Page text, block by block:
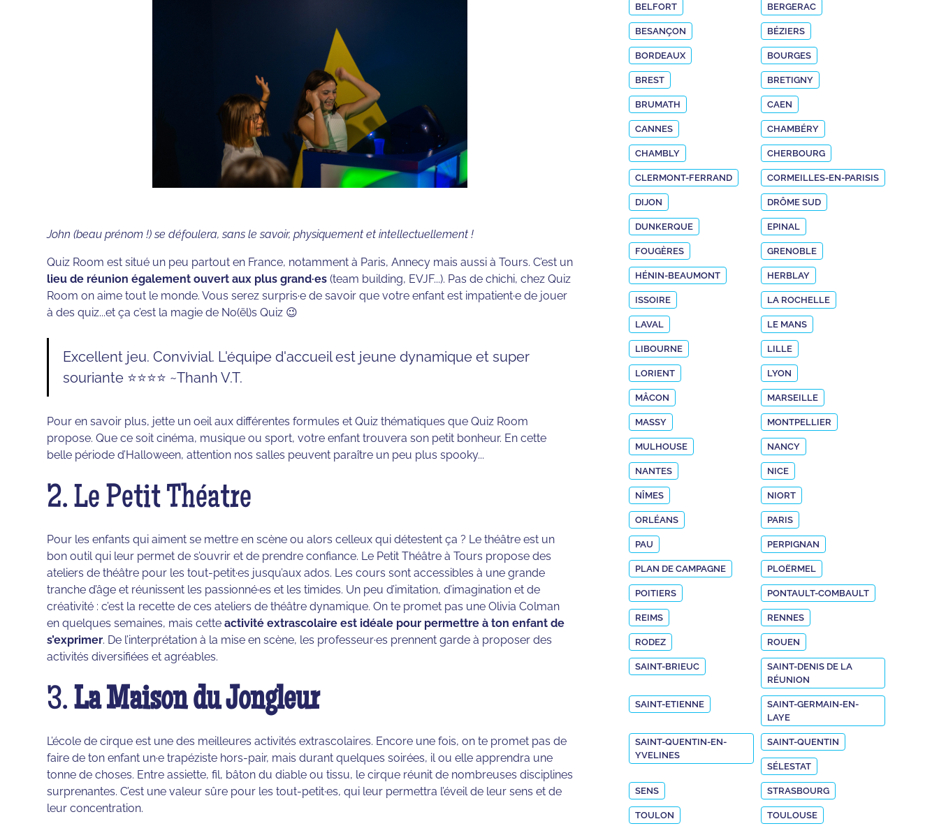
John (beau prénom !) se défoulera, sans le savoir, physiquement et intellectuellement !
Quiz Room est situé un peu partout en France, notamment à Paris, Annecy mais aussi à Tours. C’est un
lieu de réunion également ouvert aux plus grand·es (team building, EVJF...). Pas de chichi, chez Quiz
Room on aime tout le monde. Vous serez surpris·e de savoir que votre enfant est impatient·e de jouer
à des quiz...et ça c’est la magie de No(ël)s Quiz 😉
Excellent jeu. Convivial. L'équipe d'accueil est jeune dynamique et super
souriante ⭐⭐⭐⭐ ~Thanh V.T.
Pour en savoir plus, jette un oeil aux différentes formules et Quiz thématiques que Quiz Room
propose. Que ce soit cinéma, musique ou sport, votre enfant trouvera son petit bonheur. En cette
belle période d’Halloween, attention nos salles peuvent paraître un peu plus spooky...
2. Le Petit Théatre
Pour les enfants qui aiment se mettre en scène ou alors celleux qui détestent ça ? Le théâtre est un
bon outil qui leur permet de s’ouvrir et de prendre confiance. Le Petit Théâtre à Tours propose des
ateliers de théâtre pour les tout-petit·es jusqu’aux ados. Les cours sont accessibles à une grande
tranche d’âge et réunissent les passionné·es et les timides. Un peu d’imitation, d’imagination et de
créativité : c’est la recette de ces ateliers de théâtre dynamique. On te promet pas une Olivia Colman
en quelques semaines, mais cetteactivité extrascolaire est idéale pour permettre à ton enfant de
s’exprimer. De l’interprétation à la mise en scène, les professeur·es prennent garde à proposer des
activités diversifiées et agréables.
3. La Maison du Jongleur
L’école de cirque est une des meilleures activités extrascolaires. Encore une fois, on te promet pas de
faire de ton enfant un·e trapéziste hors-pair, mais durant quelques soirées, il ou elle apprendra une
tonne de choses. Entre assiette, fil, bâton du diable ou tissu, le cirque réunit de nombreuses disciplines
surprenantes. C’est une valeur sûre pour les tout-petit·es, qui leur permettra l’éveil de leur sens et de
leur concentration.
BELFORT BERGERAC
BESANÇON BÉZIERS
BORDEAUX BOURGES
BREST BRETIGNY
BRUMATH CAEN
CANNES CHAMBÉRY
CHAMBLY CHERBOURG
CLERMONT-FERRAND CORMEILLES-EN-PARISIS
DIJON DRÔME SUD
DUNKERQUE EPINAL
FOUGÈRES GRENOBLE
HÉNIN-BEAUMONT HERBLAY
ISSOIRE LA ROCHELLE
LAVAL LE MANS
LIBOURNE LILLE
LORIENT LYON
MÂCON MARSEILLE
MASSY MONTPELLIER
MULHOUSE NANCY
NANTES NICE
NÎMES NIORT
ORLÉANS PARIS
PAU PERPIGNAN
PLAN DE CAMPAGNE PLOËRMEL
POITIERS PONTAULT-COMBAULT
REIMS RENNES
RODEZ ROUEN
SAINT-BRIEUC
SAINT-DENIS DE LA
RÉUNION
SAINT-ETIENNE
SAINT-GERMAIN-EN-
LAYE
SAINT-QUENTIN-EN-
YVELINES
SAINT-QUENTIN
SÉLESTAT
SENS STRASBOURG
TOULON TOULOUSE